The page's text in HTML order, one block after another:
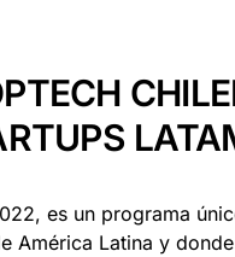
es un programa
América Latina y